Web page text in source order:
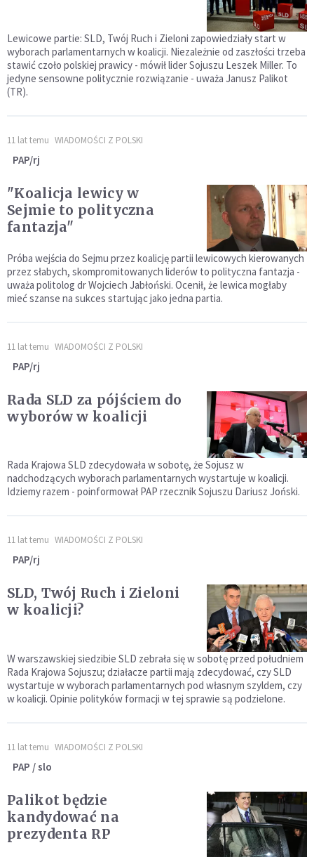
Lewicowe partie: SLD, Twój Ruch i Zieloni zapowiedziały start w
wyborach parlamentarnych w koalicji. Niezależnie od zaszłości trzeba
stawić czoło polskiej prawicy - mówił lider Sojuszu Leszek Miller. To
jedyne sensowne politycznie rozwiązanie - uważa Janusz Palikot
(TR).
11 lat temu WIADOMOŚCI Z POLSKI
PAP/rj
"Koalicja lewicy w
Sejmie to polityczna
fantazja"
Próba wejścia do Sejmu przez koalicję partii lewicowych kierowanych
przez słabych, skompromitowanych liderów to polityczna fantazja -
uważa politolog dr Wojciech Jabłoński. Ocenił, że lewica mogłaby
mieć szanse na sukces startując jako jedna partia.
11 lat temu WIADOMOŚCI Z POLSKI
PAP/rj
Rada SLD za pójściem do
wyborów w koalicji
Rada Krajowa SLD zdecydowała w sobotę, że Sojusz w
nadchodzących wyborach parlamentarnych wystartuje w koalicji.
Idziemy razem - poinformował PAP rzecznik Sojuszu Dariusz Joński.
11 lat temu WIADOMOŚCI Z POLSKI
PAP/rj
SLD, Twój Ruch i Zieloni
w koalicji?
W warszawskiej siedzibie SLD zebrała się w sobotę przed południem
Rada Krajowa Sojuszu; działacze partii mają zdecydować, czy SLD
wystartuje w wyborach parlamentarnych pod własnym szyldem, czy
w koalicji. Opinie polityków formacji w tej sprawie są podzielone.
11 lat temu WIADOMOŚCI Z POLSKI
PAP / slo
Palikot będzie
kandydować na
prezydenta RP